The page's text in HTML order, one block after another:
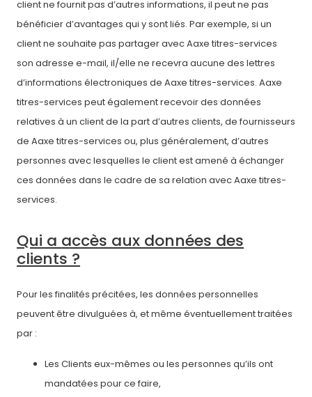
client ne fournit pas d’autres informations, il peut ne pas
bénéficier d’avantages qui y sont liés. Par exemple, si un
client ne souhaite pas partager avec Aaxe titres-services
son adresse e-mail, il/elle ne recevra aucune des lettres
d’informations électroniques de Aaxe titres-services. Aaxe
titres-services peut également recevoir des données
relatives à un client de la part d’autres clients, de fournisseurs
de Aaxe titres-services ou, plus généralement, d’autres
personnes avec lesquelles le client est amené à échanger
ces données dans le cadre de sa relation avec Aaxe titres-
services.
Qui a accès aux données des
clients ?
Pour les finalités précitées, les données personnelles
peuvent être divulguées à, et même éventuellement traitées
par :
Les Clients eux-mêmes ou les personnes qu’ils ont
mandatées pour ce faire,